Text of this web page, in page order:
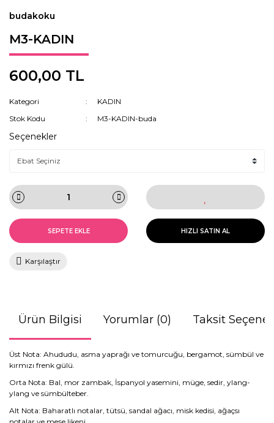
budakoku
M3-KADIN
600,00 TL
Kategori
KADIN
Stok Kodu
M3-KADIN-buda
Seçenekler
SEPETE EKLE HIZLI SATIN AL
Karşılaştır
Ürün Bilgisi Yorumlar (0) Taksit
Üst Nota: Ahududu, asma yaprağı ve tomurcuğu, bergamot, sümbül ve
kırmızı frenk gülü.
Orta Nota: Bal, mor zambak, İspanyol yasemini, müge, sedir, ylang-
ylang ve sümbülteber.
Alt Nota: Baharatlı notalar, tütsü, sandal ağacı, misk kedisi, ağaçsı